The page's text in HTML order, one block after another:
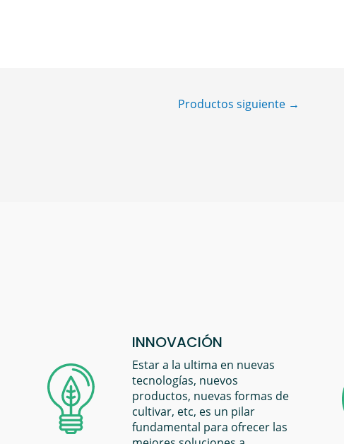
Productos siguiente →
INNOVACIÓN
Estar a la ultima en nuevas
tecnologías, nuevos
productos, nuevas formas de
cultivar, etc, es un pilar
fundamental para ofrecer las